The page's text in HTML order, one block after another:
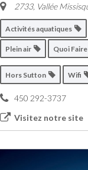
2733, Vallée
Activités aquatiques
Plein air Quoi Faire
Hors Sutton Wifi
450 292-3737
Visitez notre site